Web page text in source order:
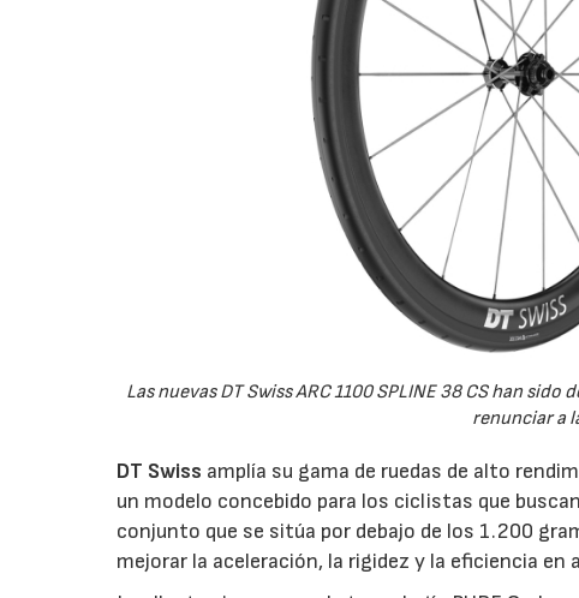
Las nuevas DT Swiss ARC 1100 SPLINE 38 CS han
renunciar a
DT Swiss amplía su gama de ruedas de alto
un modelo concebido para los ciclistas que
conjunto que se sitúa por debajo de los 1.200
mejorar la aceleración, la rigidez y la eficiencia en